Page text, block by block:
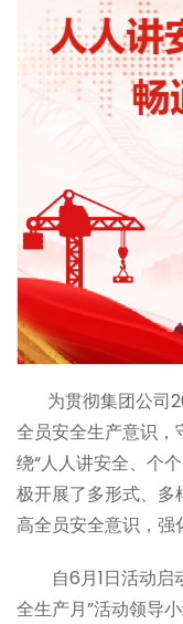
为贯彻集团公司
全员安全生产意识，
绕“人人讲安全、个
极开展了多形式、多
高全员安全意识，强
自6月1日活动
全生产月”活动领导